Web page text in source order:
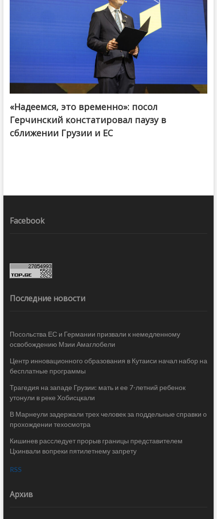
«Надеемся, это временно»: посол
Герчинский констатировал паузу в
сближении Грузии и ЕС
Facebook
Последние новости
Посольства ЕС и Германии призвали к немедленному
освобождению Мзии Амаглобели
Центр инновационного образования в Кутаиси начал набор на
бесплатные программы
Трагедия на западе Грузии: мать и ее 7-летний ребенок
утонули в реке Хобисцкали
В Марнеули задержали трех человек за поддельные справки о
прохождении техосмотра
Кишинев расследует прорыв границы представителем
Цхинвали вопреки пятилетнему запрету
RSS
Архив